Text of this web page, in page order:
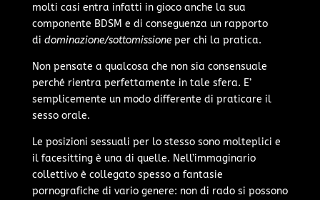
molti casi entra infatti in gioco anche la sua
componente BDSM e di conseguenza un rapporto
di dominazione/sottomissioneper chi la pratica.
Non pensate a qualcosa che non sia consensuale
perché rientra perfettamente in tale sfera. E’
semplicemente un modo differente di praticare il
sesso orale.
Le posizioni sessuali per lo stesso sono molteplici e
il facesitting è una di quelle. Nell’immaginario
collettivo è collegato spesso a fantasie
pornografiche di vario genere: non di rado si possono